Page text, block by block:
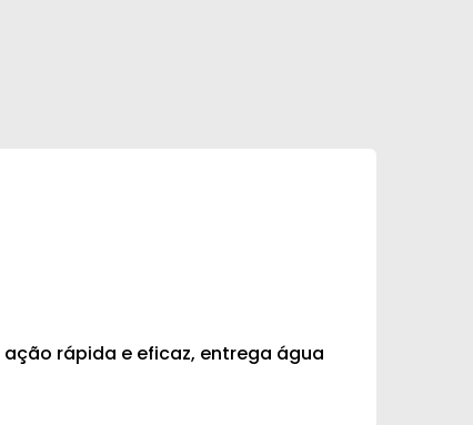
rápida e eficaz, entrega água